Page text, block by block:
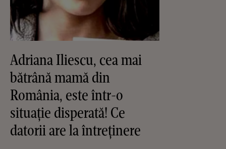
Adriana Iliescu, cea mai
bătrână mamă din
România, este într-o
situație disperată! Ce
datorii are la întreținere